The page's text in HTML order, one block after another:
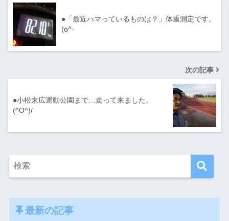
●「最近ハマっているものは？」体重測定です。
(o^-
次の記事
●小松末広運動公園まで…走って来ました。
(^O^)/
最新の記事